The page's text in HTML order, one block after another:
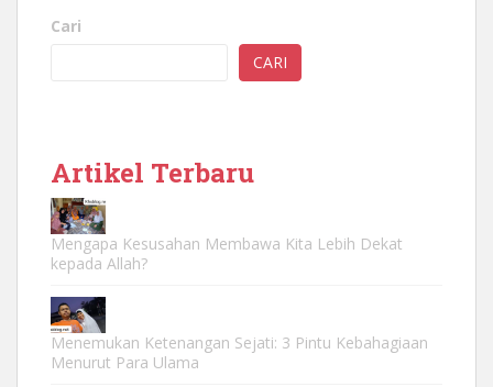
Cari
CARI
Artikel Terbaru
Mengapa Kesusahan Membawa Kita Lebih Dekat
kepada Allah?
Menemukan Ketenangan Sejati: 3 Pintu Kebahagiaan
Menurut Para Ulama